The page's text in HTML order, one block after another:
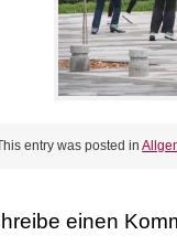
entry was posted in
einen